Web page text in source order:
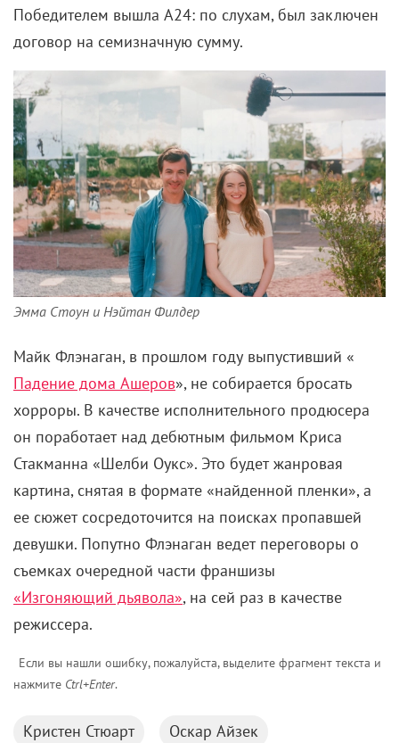
Победителем вышла A24: по слухам, был заключен
договор на семизначную сумму.
Эмма Стоун и Нэйтан Филдер
Майк Флэнаган, в прошлом году выпустивший «
Падение дома Ашеров», не собирается бросать
хорроры. В качестве исполнительного продюсера
он поработает над дебютным фильмом Криса
Стакманна «Шелби Оукс». Это будет жанровая
картина, снятая в формате «найденной пленки», а
ее сюжет сосредоточится на поисках пропавшей
девушки. Попутно Флэнаган ведет переговоры о
съемках очередной части франшизы
«Изгоняющий дьявола», на сей раз в качестве
режиссера.
Если вы нашли ошибку, пожалуйста, выделите фрагмент текста и
нажмите Ctrl+Enter.
Кристен Стюарт Оскар Айзек